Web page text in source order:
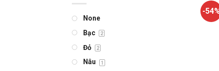
None
Bạc
2
Đỏ 2
Nâu 1
-